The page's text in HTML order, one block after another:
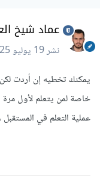
عماد شيخ
نشر19 يوليو 2025
يمكنك تخطيه إن أردت
خاصة لمن يتعلم لأول
عملية التعلم في